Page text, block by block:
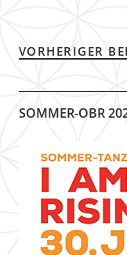
VORHERIGER
SOMMER-OBR